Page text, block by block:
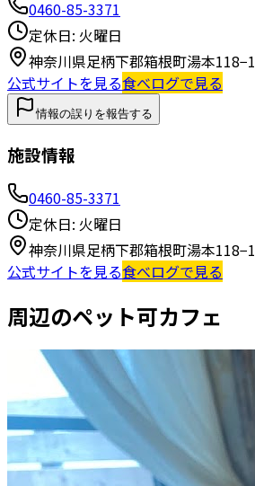
0460-85-3371
定休日: 火曜日
神奈川県足柄下郡箱根町湯本118−1
公式サイトを見る食べログで見る
情報の誤りを報告する
施設情報
0460-85-3371
定休日: 火曜日
神奈川県足柄下郡箱根町湯本118−1
公式サイトを見る食べログで見る
周辺のペット可カフェ